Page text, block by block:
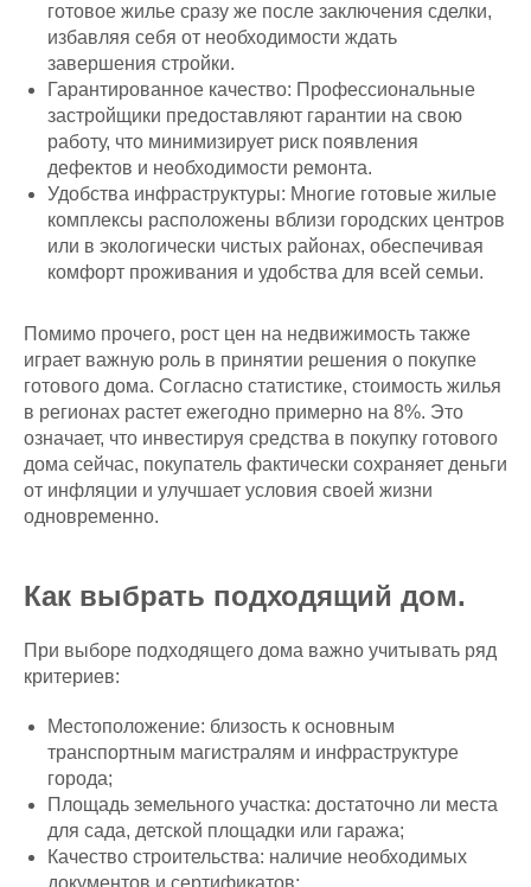
готовое жилье сразу же после заключения сделки,
избавляя себя от необходимости ждать
завершения стройки.
Гарантированное качество: Профессиональные
застройщики предоставляют гарантии на свою
работу, что минимизирует риск появления
дефектов и необходимости ремонта.
Удобства инфраструктуры: Многие готовые жилые
комплексы расположены вблизи городских центров
или в экологически чистых районах, обеспечивая
комфорт проживания и удобства для всей семьи.
Помимо прочего, рост цен на недвижимость также
играет важную роль в принятии решения о покупке
готового дома. Согласно статистике, стоимость жилья
в регионах растет ежегодно примерно на 8%. Это
означает, что инвестируя средства в покупку готового
дома сейчас, покупатель фактически сохраняет деньги
от инфляции и улучшает условия своей жизни
одновременно.
Как выбрать подходящий дом.
При выборе подходящего дома важно учитывать ряд
критериев:
Местоположение: близость к основным
транспортным магистралям и инфраструктуре
города;
Площадь земельного участка: достаточно ли места
для сада, детской площадки или гаража;
Качество строительства: наличие необходимых